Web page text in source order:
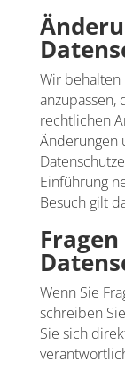
Wir behalten
anzupassen,
rechtlichen
Änderungen
Einführung
Besuch gilt
Wenn Sie
schreiben
Sie sich